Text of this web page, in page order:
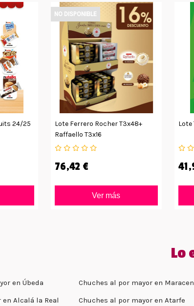
24/25
Lote Ferrero Rocher T3x48+
Raffaello T3x16
76,42 €
Ver más
NO DISPONIBLE
Lote
Lo
en Úbeda Chuches al por mayor en
Alcalá la Real
Chuches al por mayor en Atarfe